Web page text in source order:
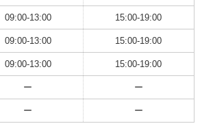
09:00-13:00 15:00-19:00
09:00-13:00 15:00-19:00
09:00-13:00 15:00-19:00
ー ー
ー ー